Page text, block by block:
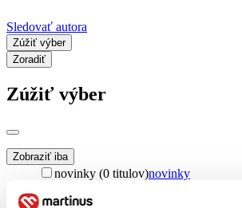
Sledovať autora
Zúžiť výber
Zoradiť
Zúžiť výber
Zobraziť iba
novinky (0 titulov)novinky